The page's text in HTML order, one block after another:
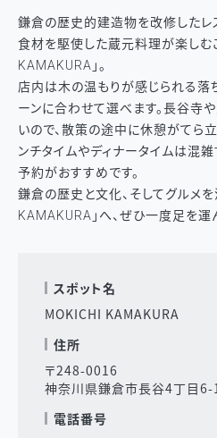
鎌倉の歴史的建造物を改修したレ
食材を駆使した蔵元料理が楽しむ
KAMAKURA」。
店内は木の温もりが感じられる落
ーンに合わせて選べます。長谷寺
いので、散策の途中に休憩がてら
ンチタイムやディナータイムは混
予約がおすすめです。
鎌倉の歴史と文化、そしてグルメを
KAMAKURA」へ、ぜひ一度足を運
スポット名
MOKICHI KAMAKURA
住所
〒248-0016
神奈川県鎌倉市長谷4丁目6-
電話番号